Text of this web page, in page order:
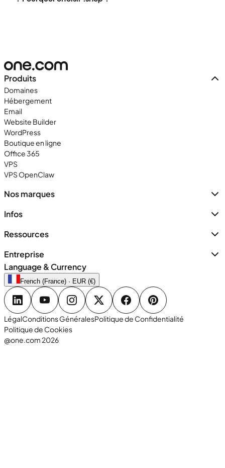
Produits
Domaines
Hébergement
Email
Website Builder
WordPress
Boutique en ligne
Office 365
VPS
VPS OpenClaw
Nos marques
Infos
Ressources
Entreprise
Language & Currency
French (France) · EUR (€)
LégalConditions GénéralesPolitique de Confidentialité
Politique de Cookies
@one.com 2026